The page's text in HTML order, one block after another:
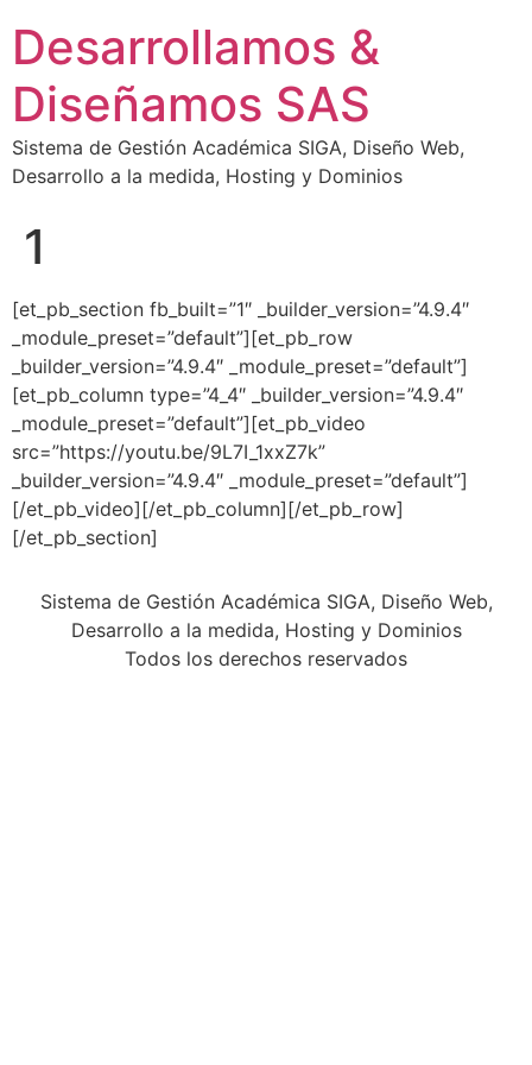
Desarrollamos &
Diseñamos SAS
Sistema de Gestión Académica SIGA, Diseño Web,
Desarrollo a la medida, Hosting y Dominios
1
[et_pb_section fb_built=”1″ _builder_version=”4.9.4″
_module_preset=”default”][et_pb_row
_builder_version=”4.9.4″ _module_preset=”default”]
[et_pb_column type=”4_4″ _builder_version=”4.9.4″
_module_preset=”default”][et_pb_video
src=”https://youtu.be/9L7I_1xxZ7k”
_builder_version=”4.9.4″ _module_preset=”default”]
[/et_pb_video][/et_pb_column][/et_pb_row]
[/et_pb_section]
Sistema de Gestión Académica SIGA, Diseño Web,
Desarrollo a la medida, Hosting y Dominios
Todos los derechos reservados